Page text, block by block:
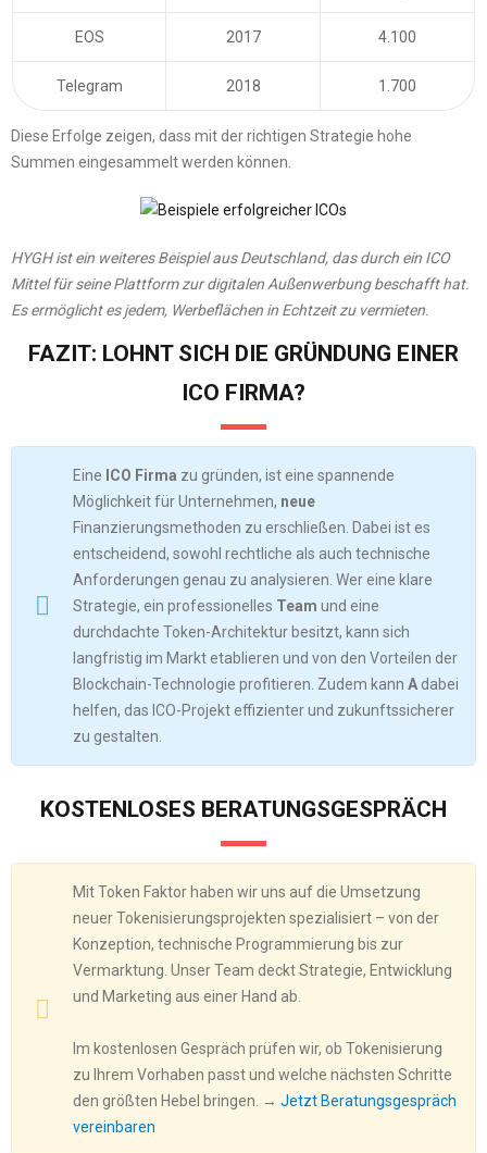
EOS 2017 4.100
Telegram 2018 1.700
Diese Erfolge zeigen, dass mit der richtigen Strategie hohe
Summen eingesammelt werden können.
HYGH ist ein weiteres Beispiel aus Deutschland, das durch ein ICO
Mittel für seine Plattform zur digitalen Außenwerbung beschafft hat.
Es ermöglicht es jedem, Werbeflächen in Echtzeit zu vermieten.
FAZIT: LOHNT SICH DIE GRÜNDUNG EINER
ICO FIRMA?
Eine ICO Firma zu gründen, ist eine spannende
Möglichkeit für Unternehmen, neue
Finanzierungsmethoden zu erschließen. Dabei ist es
entscheidend, sowohl rechtliche als auch technische
Anforderungen genau zu analysieren. Wer eine klare
Strategie, ein professionelles Team und eine
durchdachte Token-Architektur besitzt, kann sich
langfristig im Markt etablieren und von den Vorteilen der
Blockchain-Technologie profitieren. Zudem kann A dabei
helfen, das ICO-Projekt effizienter und zukunftssicherer
zu gestalten.
KOSTENLOSES BERATUNGSGESPRÄCH
Mit Token Faktor haben wir uns auf die Umsetzung
neuer Tokenisierungsprojekten spezialisiert – von der
Konzeption, technische Programmierung bis zur
Vermarktung. Unser Team deckt Strategie, Entwicklung
und Marketing aus einer Hand ab.
Im kostenlosen Gespräch prüfen wir, ob Tokenisierung
zu Ihrem Vorhaben passt und welche nächsten Schritte
den größten Hebel bringen. → Jetzt Beratungsgespräch
vereinbaren